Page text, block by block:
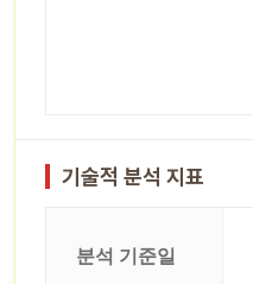
기술적 분석 지표
분석 기준일